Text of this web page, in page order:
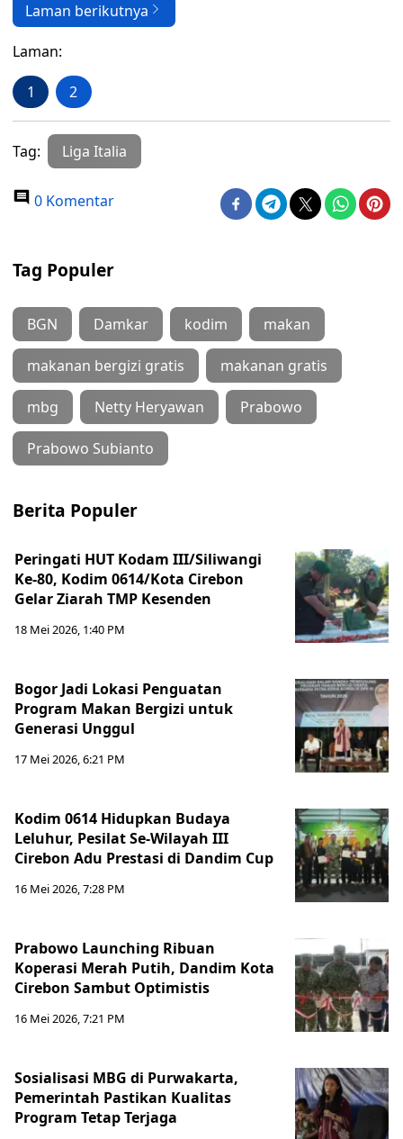
Laman berikutnya
Laman:
1 2
Tag: Liga Italia
0 Komentar
Tag Populer
BGN Damkar kodim makan
makanan bergizi gratis makanan gratis
mbg Netty Heryawan Prabowo
Prabowo Subianto
Berita Populer
Peringati HUT Kodam III/Siliwangi
Ke-80, Kodim 0614/Kota Cirebon
Gelar Ziarah TMP Kesenden
18 Mei 2026, 1:40 PM
Bogor Jadi Lokasi Penguatan
Program Makan Bergizi untuk
Generasi Unggul
17 Mei 2026, 6:21 PM
Kodim 0614 Hidupkan Budaya
Leluhur, Pesilat Se-Wilayah III
Cirebon Adu Prestasi di Dandim Cup
16 Mei 2026, 7:28 PM
Prabowo Launching Ribuan
Koperasi Merah Putih, Dandim Kota
Cirebon Sambut Optimistis
16 Mei 2026, 7:21 PM
Sosialisasi MBG di Purwakarta,
Pemerintah Pastikan Kualitas
Program Tetap Terjaga